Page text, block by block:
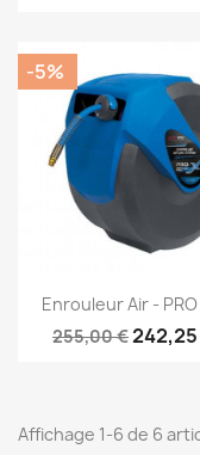
Aperçu
Enrouleur Air - PRO
255,00 €
-5%
Affichage 1-6 de 6